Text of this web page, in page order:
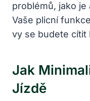
problémů, jako
Vaše plicní
vy se budete cítit
Jak
Jízdě